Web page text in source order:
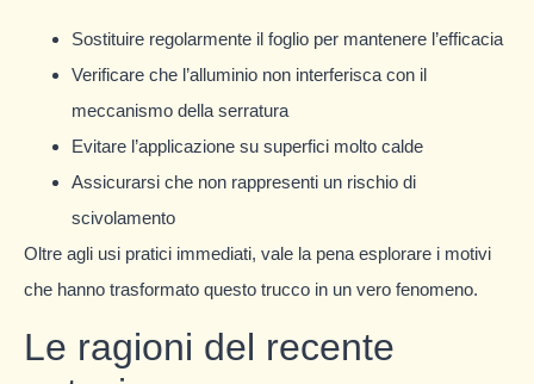
Sostituire regolarmente il foglio per mantenere l’efficacia
Verificare che l’alluminio non interferisca con il
meccanismo della serratura
Evitare l’applicazione su superfici molto calde
Assicurarsi che non rappresenti un rischio di
scivolamento
Oltre agli usi pratici immediati, vale la pena esplorare i motivi
che hanno trasformato questo trucco in un vero fenomeno.
Le ragioni del recente